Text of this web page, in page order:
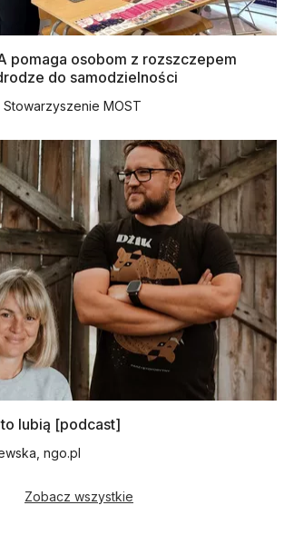
pomaga osobom z rozszczepem
do samodzielności
Stowarzyszenie MOST
lubią [podcast]
ngo.pl
Zobacz wszystkie